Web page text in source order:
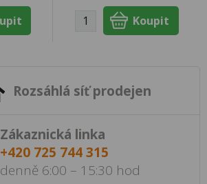
Rozsáhlá síť prodejen
Zákaznická linka
+420 725 744 315
denně 6:00 – 15:30 hod